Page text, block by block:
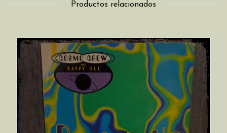
Productos relacionados